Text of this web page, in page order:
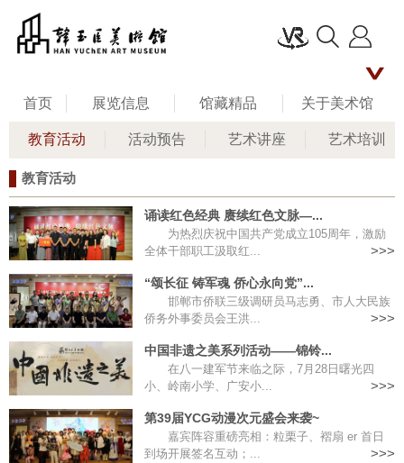
首页 展览信息 馆藏精品 关于美术馆
教育活动 活动预告 艺术讲座 艺术培训
名家评说
公共教育 联系我们
教育活动
诵读红色经典 赓续红色文脉—...
为热烈庆祝中国共产党成立105周年，激励
全体干部职工汲取红...
>>>
“颂长征 铸军魂 侨心永向党”...
邯郸市侨联三级调研员马志勇、市人大民族
侨务外事委员会王洪...
>>>
中国非遗之美系列活动——锦铃...
在八一建军节来临之际，7月28日曙光四
小、岭南小学、广安小...
>>>
第39届YCG动漫次元盛会来袭~
嘉宾阵容重磅亮相：粒栗子、褶扇 er 首日
到场开展签名互动；...
>>>